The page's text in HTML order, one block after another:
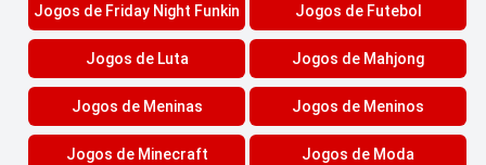
Jogos de Friday Night Funkin Jogos de Futebol
Jogos de Luta Jogos de Mahjong
Jogos de Meninas Jogos de Meninos
Jogos de Minecraft Jogos de Moda